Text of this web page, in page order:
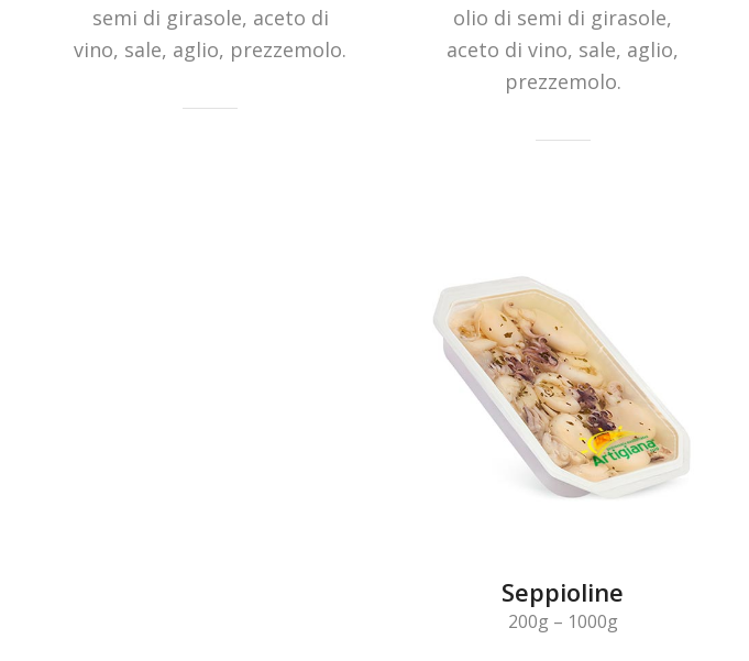
semi di girasole, aceto di
vino, sale, aglio, prezzemolo.
olio di semi di girasole,
aceto di vino, sale, aglio,
prezzemolo.
Seppioline
200g – 1000g